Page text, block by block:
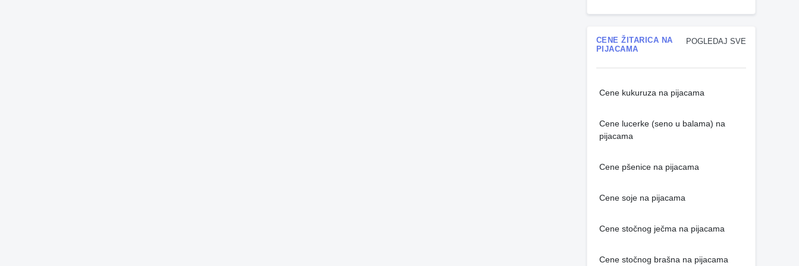
POGLEDAJ SVE
CENE ŽITARICA NA
PIJACAMA
Cene kukuruza na pijacama
Cene lucerke (seno u balama) na
pijacama
Cene pšenice na pijacama
Cene soje na pijacama
Cene stočnog ječma na pijacama
Cene stočnog brašna na pijacama